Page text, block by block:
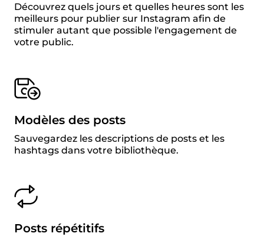
Découvrez quels jours et quelles heures sont les
meilleurs pour publier sur Instagram afin de
stimuler autant que possible l'engagement de
votre public.
Modèles des posts
Sauvegardez les descriptions de posts et les
hashtags dans votre bibliothèque.
Posts répétitifs